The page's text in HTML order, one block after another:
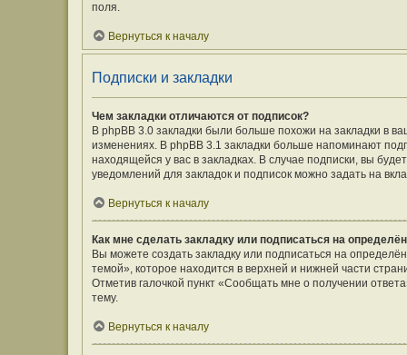
поля.
Вернуться к началу
Подписки и закладки
Чем закладки отличаются от подписок?
В phpBB 3.0 закладки были больше похожи на закладки в
изменениях. В phpBB 3.1 закладки больше напоминают
находящейся у вас в закладках. В случае подписки, вы
уведомлений для закладок и подписок можно задать на
Вернуться к началу
Как мне сделать закладку или подписаться на
Вы можете создать закладку или подписаться на
темой», которое находится в верхней и нижней части
Отметив галочкой пункт «Сообщать мне о получении
тему.
Вернуться к началу